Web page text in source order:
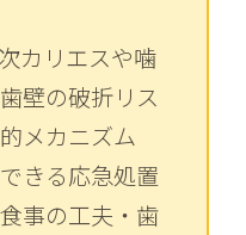
カリエスや噛
壁の破折リス
メカニズム
きる応急処置
事の工夫・歯